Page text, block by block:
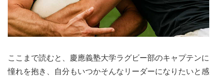
ここまで読むと、慶應義塾大学ラグビー部のキャプテンに
憧れを抱き、自分もいつかそんなリーダーになりたいと感